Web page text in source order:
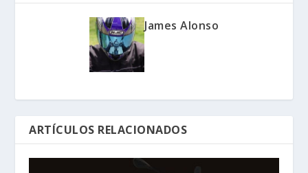
James Alonso
ARTÍCULOS RELACIONADOS